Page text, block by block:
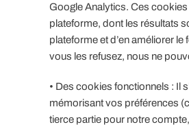
Google Analytics. Ces cookies
plateforme, dont les résultats
plateforme et d’en améliorer
vous les refusez, nous ne
• Des cookies fonctionnels : Il
mémorisant vos préférences
tierce partie pour notre